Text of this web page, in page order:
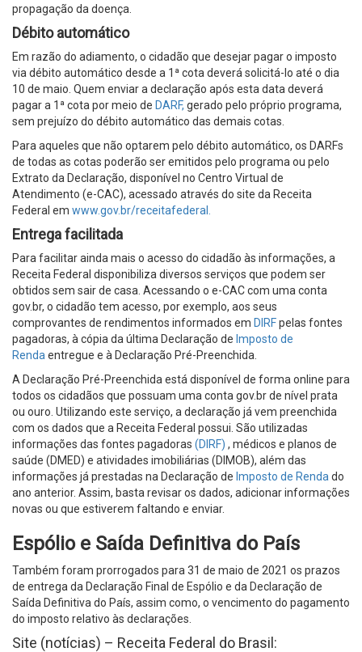
propagação da doença.
Débito automático
Em razão do adiamento, o cidadão que desejar pagar o imposto
via débito automático desde a 1ª cota deverá solicitá-lo até o dia
10 de maio. Quem enviar a declaração após esta data deverá
pagar a 1ª cota por meio de DARF, gerado pelo próprio programa,
sem prejuízo do débito automático das demais cotas.
Para aqueles que não optarem pelo débito automático, os DARFs
de todas as cotas poderão ser emitidos pelo programa ou pelo
Extrato da Declaração, disponível no Centro Virtual de
Atendimento (e-CAC), acessado através do site da Receita
Federal em www.gov.br/receitafederal.
Entrega facilitada
Para facilitar ainda mais o acesso do cidadão às informações, a
Receita Federal disponibiliza diversos serviços que podem ser
obtidos sem sair de casa. Acessando o e-CAC com uma conta
gov.br, o cidadão tem acesso, por exemplo, aos seus
comprovantes de rendimentos informados em DIRFpelas fontes
pagadoras, à cópia da última Declaração de Imposto de
Renda entregue e à Declaração Pré-Preenchida.
A Declaração Pré-Preenchida está disponível de forma online para
todos os cidadãos que possuam uma conta gov.br de nível prata
ou ouro. Utilizando este serviço, a declaração já vem preenchida
com os dados que a Receita Federal possui. São utilizadas
informações das fontes pagadoras (DIRF) , médicos e planos de
saúde (DMED) e atividades imobiliárias (DIMOB), além das
informações já prestadas na Declaração de Imposto de Renda do
ano anterior. Assim, basta revisar os dados, adicionar informações
novas ou que estiverem faltando e enviar.
Espólio e Saída Definitiva do País
Também foram prorrogados para 31 de maio de 2021 os prazos
de entrega da Declaração Final de Espólio e da Declaração de
Saída Definitiva do País, assim como, o vencimento do pagamento
do imposto relativo às declarações.
Site (notícias) – Receita Federal do Brasil: